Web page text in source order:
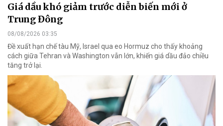
Giá dầu khó giảm trước diễn biến mới ở
Trung Đông
08/08/2026 03:35
Đề xuất hạn chế tàu Mỹ, Israel qua eo Hormuz cho thấy khoảng
cách giữa Tehran và Washington vẫn lớn, khiến giá dầu đảo chiều
tăng trở lại.